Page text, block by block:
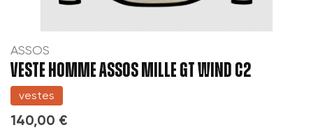
ASSOS
VESTE HOMME ASSOS MILLE GT WIND C2
vestes
140,00 €